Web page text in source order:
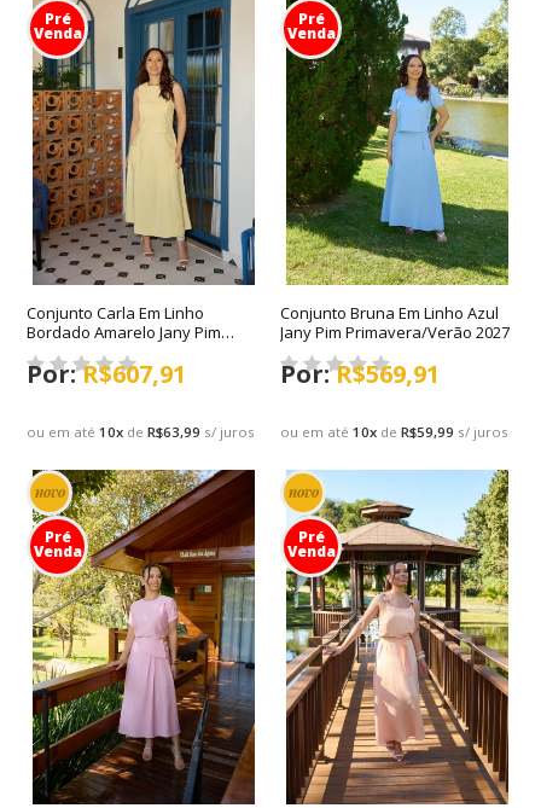
Pré
Venda
Conjunto Carla Em Linho
Bordado Amarelo Jany Pim
Primavera/Verão 2027
ou em até10x deR$63,99 s/ juros
R$607,91
Pré
Venda
Conjunto Bruna Em Linho Azul
Jany Pim Primavera/Verão 2027
ou em até10x deR$59,99 s/ juros
R$569,91
novo
Pré
Venda
novo
Pré
Venda